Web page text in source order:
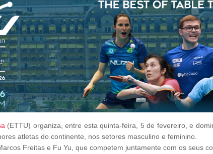
(ETTU) organiza, entre esta quinta-feira, 5 de fevereiro, e
atletas do continente, nos setores masculino e feminino.
Freitas e Fu Yu, que competem juntamente com os seus